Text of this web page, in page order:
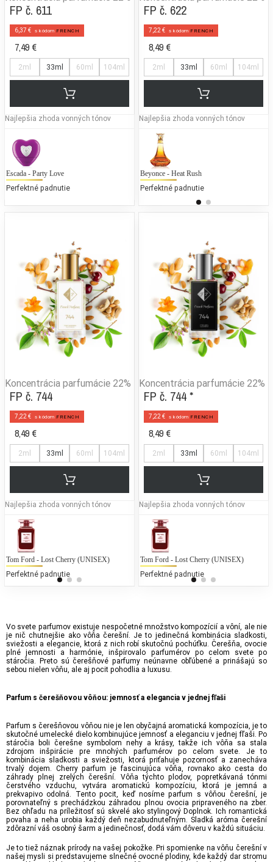
FP č. 611
6,37 € s kódom FRENCH
7,49 €
2ml 33ml 60ml 104ml
Najlepšia zhoda vonných tónov
Escada - Party Love
Perfektné padnutie
FP č. 622
7,22 € s kódom FRENCH
8,49 €
2ml 33ml 60ml 104ml
Najlepšia zhoda vonných tónov
Beyonce - Heat Rush
Perfektné padnutie
Koncentrácia parfumácie 22%
FP č. 744
7,22 € s kódom FRENCH
8,49 €
2ml 33ml 60ml 104ml
Najlepšia zhoda vonných tónov
Tom Ford - Lost Cherry (UNISEX)
Perfektné padnutie
Versace - Blue Jeans
25 % bežných vonných tónov
Koncentrácia parfumácie 22%
FP č. 744 *
7,22 € s kódom FRENCH
8,49 €
2ml 33ml 60ml 104ml
Najlepšia zhoda vonných tónov
Tom Ford - Lost Cherry (UNISEX)
Perfektné padnutie
Vo svete parfumov existuje nespočetné množstvo kompozícií a vôní, ale nie
je nič chutnejšie ako vôňa čerešní. Je to jedinečná kombinácia sladkosti,
sviežosti a elegancie, ktorá z nich robí skutočnú pochúťku. Čerešňa, ovocie
plné jemnosti a harmónie, inšpirovalo parfumérov po celom svete po
stáročia. Preto sú čerešňové parfumy neúnavne obľúbené a prinášajú so
sebou nielen vôňu, ale aj pocit pohodlia a luxusu.
Parfum s čerešňovou vôňou: jemnosť a elegancia v jednej fľaši
Parfum s čerešňovou vôňou nie je len obyčajná aromatická kompozícia, je to
skutočné umelecké dielo kombinujúce jemnosť a eleganciu v jednej fľaši. Po
stáročia boli čerešne symbolom nehy a krásy, takže ich vôňa sa stala
zdrojom inšpirácie pre mnohých parfumérov po celom svete. Je to
kombinácia sladkosti a sviežosti, ktorá priťahuje pozornosť a zanecháva
trvalý dojem. Cherry parfum je fascinujúca vôňa, rovnako ako cesta do
záhrady plnej zrelých čerešní. Vôňa týchto plodov, popretkávaná tónmi
čerstvého vzduchu, vytvára aromatickú kompozíciu, ktorá je jemná a
prekvapivo odolná. Tento pocit, keď nosíme parfum s vôňou čerešní, je
porovnateľný s prechádzkou záhradou plnou ovocia pripraveného na zber.
Bez ohľadu na príležitosť sú skvelé ako stylingový Doplnok. Ich romantická
povaha a neha urobia každý deň nezabudnuteľným. Sladká aróma čerešní
zdôrazní váš osobný šarm a jedinečnosť, dodá vám dôveru v každú situáciu.
Je to tiež náznak prírody na vašej pokožke. Pri spomienke na vôňu čerešní v
našej mysli si predstavujeme slnečné ovocné plodiny, kde každý dar stromu